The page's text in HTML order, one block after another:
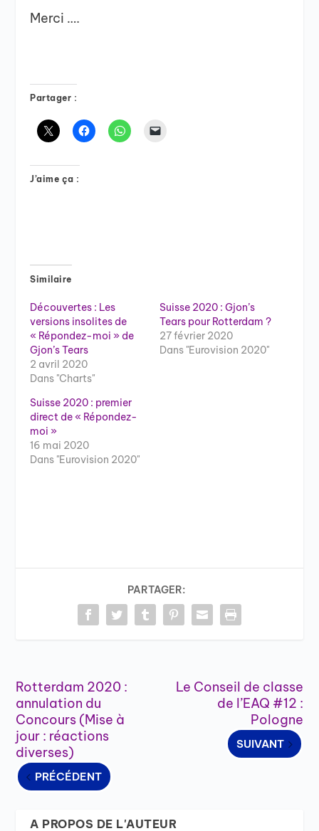
Merci ….
Partager :
J’aime ça :
Similaire
Découvertes : Les
versions insolites de
« Répondez-moi » de
Gjon’s Tears
2 avril 2020
Dans "Charts"
Suisse 2020 : Gjon’s
Tears pour Rotterdam ?
27 février 2020
Dans "Eurovision 2020"
Suisse 2020 : premier
direct de « Répondez-
moi »
16 mai 2020
Dans "Eurovision 2020"
PARTAGER:
Rotterdam 2020 :
annulation du
Concours (Mise à
jour : réactions
diverses)
PRÉCÉDENT
Le Conseil de classe
de l’EAQ #12 :
Pologne
SUIVANT
A PROPOS DE L'AUTEUR